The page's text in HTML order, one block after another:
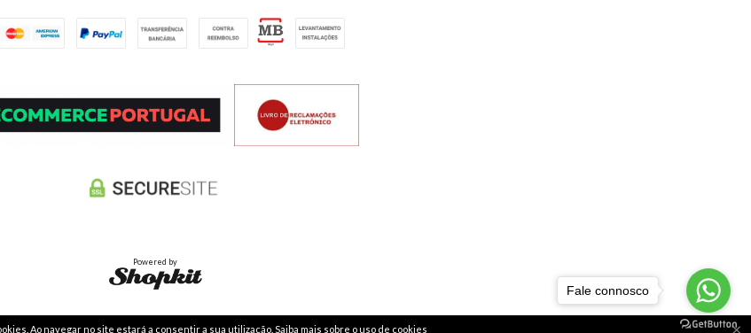
Powered by
Ao navegar no site estará a consentir a sua utilização. Saiba mais sobre o uso de cookies ×
Fale connosco